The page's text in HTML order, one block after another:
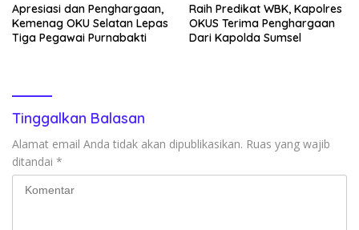
Apresiasi dan Penghargaan,
Kemenag OKU Selatan Lepas
Tiga Pegawai Purnabakti
Raih Predikat WBK, Kapolres
OKUS Terima Penghargaan
Dari Kapolda Sumsel
Tinggalkan Balasan
Alamat email Anda tidak akan dipublikasikan. Ruas yang wajib
ditandai *